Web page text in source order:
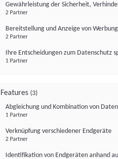
Gewährleistung der Sicherheit,
2 Partner
Bereitstellung und Anzeige von
2 Partner
Ihre Entscheidungen zum Datenschutz
1 Partner
Features (3)
Abgleichung und Kombination von
1 Partner
Verknüpfung verschiedener Endgeräte
2 Partner
Identifikation von Endgeräten anhand